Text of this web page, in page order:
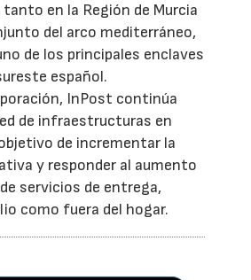
en la Región de Murcia
del arco mediterráneo,
de los principales enclaves
español.
InPost continúa
de infraestructuras en
de incrementar la
y responder al aumento
servicios de entrega,
como fuera del hogar.